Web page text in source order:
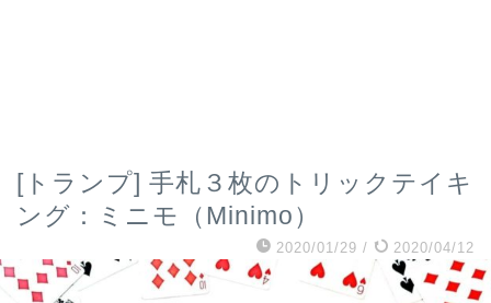
[トランプ] 手札３枚のトリックテイキ
ング：ミニモ（Minimo）
2020/01/29 / 2020/04/12